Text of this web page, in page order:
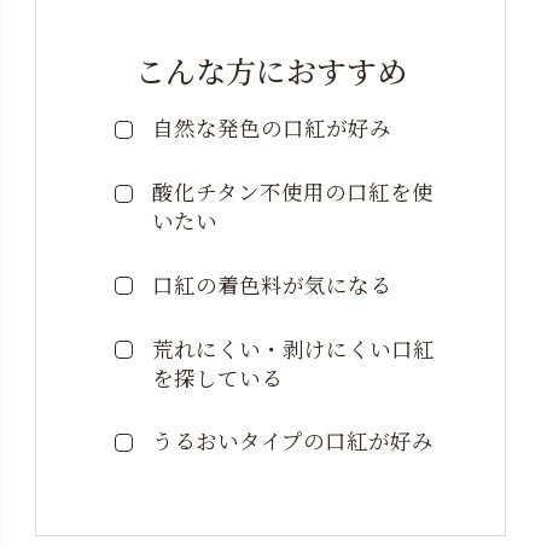
こんな方におすすめ
自然な発色の口紅が好み
酸化チタン不使用の口紅を使
いたい
口紅の着色料が気になる
荒れにくい・剥けにくい口紅
を探している
うるおいタイプの口紅が好み